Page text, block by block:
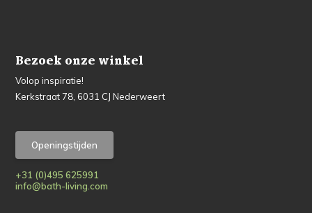
Bezoek onze winkel
Volop inspiratie!
Kerkstraat 78, 6031 CJ Nederweert
Openingstijden
+31 (0)495 625991
info@bath-living.com